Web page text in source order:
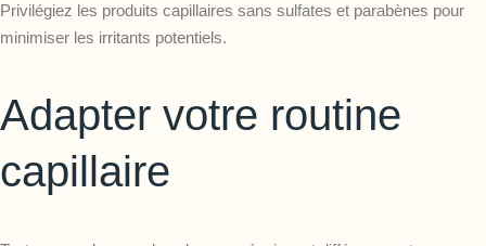
Privilégiez les produits capillaires sans sulfates et parabènes pour
minimiser les irritants potentiels.
Adapter votre routine
capillaire